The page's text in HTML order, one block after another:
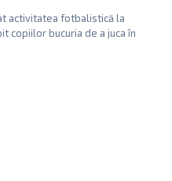
activitatea fotbalistică la
copiilor bucuria de a juca în